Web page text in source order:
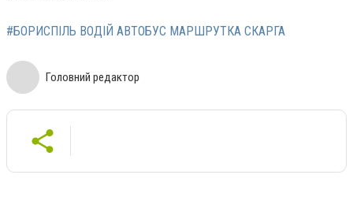
#БОРИСПІЛЬ ВОДІЙ АВТОБУС МАРШРУТКА СКАРГА
Головний редактор